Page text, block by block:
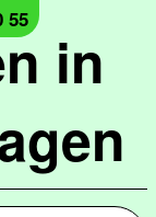
in
55